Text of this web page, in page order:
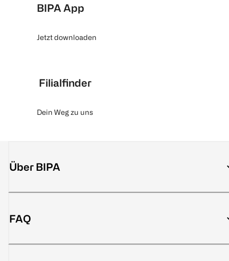
BIPA App
Jetzt downloaden
Filialfinder
Dein Weg zu uns
Über BIPA
FAQ